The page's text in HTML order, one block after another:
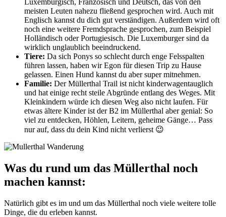
Luxemburgisch, Französisch und Deutsch, das von den
meisten Leuten nahezu fließend gesprochen wird. Auch mit
Englisch kannst du dich gut verständigen. Außerdem wird oft
noch eine weitere Fremdsprache gesprochen, zum Beispiel
Holländisch oder Portugiesisch. Die Luxemburger sind da
wirklich unglaublich beeindruckend.
Tiere: Da sich Ponys so schlecht durch enge Felsspalten
führen lassen, haben wir Egon für diesen Trip zu Hause
gelassen. Einen Hund kannst du aber super mitnehmen.
Familie: Der Müllerthal Trail ist nicht kinderwagentauglich
und hat einige recht steile Abgründe entlang des Weges. Mit
Kleinkindern würde ich diesen Weg also nicht laufen. Für
etwas ältere Kinder ist der B2 im Müllerthal aber genial: So
viel zu entdecken, Höhlen, Leitern, geheime Gänge… Pass
nur auf, dass du dein Kind nicht verlierst 😉
Was du rund um das Müllerthal noch
machen kannst:
Natürlich gibt es im und um das Müllerthal noch viele weitere tolle
Dinge, die du erleben kannst.